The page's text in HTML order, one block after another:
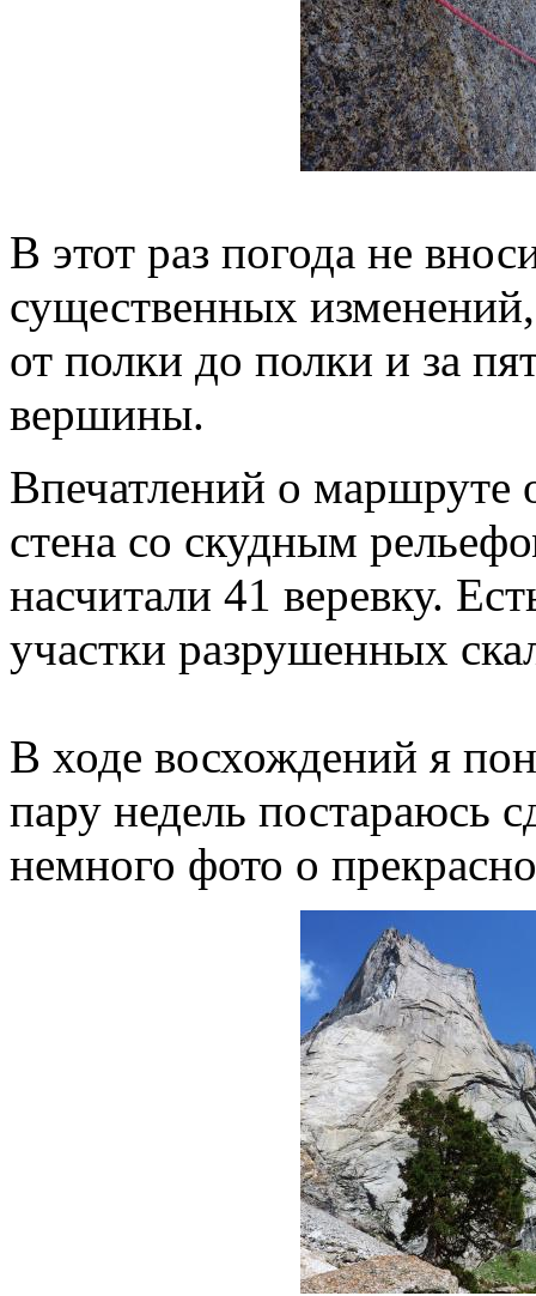
В этот раз погода не
существенных
от полки до полки и за
вершины.
Впечатлений о маршруте
стена со скудным
насчитали 41 веревку.
участки разрушенных
В ходе восхождений я
пару недель постараюсь
немного фото о